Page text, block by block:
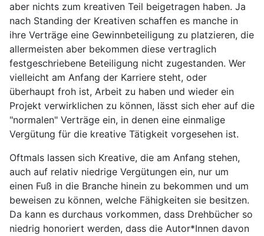
aber nichts zum kreativen Teil beigetragen haben. Ja
nach Standing der Kreativen schaffen es manche in
ihre Verträge eine Gewinnbeteiligung zu platzieren, die
allermeisten aber bekommen diese vertraglich
festgeschriebene Beteiligung nicht zugestanden. Wer
vielleicht am Anfang der Karriere steht, oder
überhaupt froh ist, Arbeit zu haben und wieder ein
Projekt verwirklichen zu können, lässt sich eher auf die
"normalen" Verträge ein, in denen eine einmalige
Vergütung für die kreative Tätigkeit vorgesehen ist.
Oftmals lassen sich Kreative, die am Anfang stehen,
auch auf relativ niedrige Vergütungen ein, nur um
einen Fuß in die Branche hinein zu bekommen und um
beweisen zu können, welche Fähigkeiten sie besitzen.
Da kann es durchaus vorkommen, dass Drehbücher so
niedrig honoriert werden, dass die Autor*Innen davon